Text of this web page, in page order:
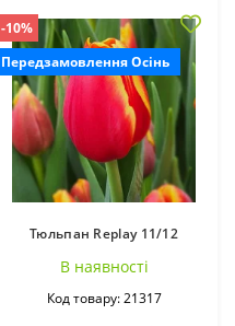
Білоцвіт (3)
-10%
Передзамовлення Осінь
Тюльпан Replay 11/12
В наявностi
Код товару: 21317